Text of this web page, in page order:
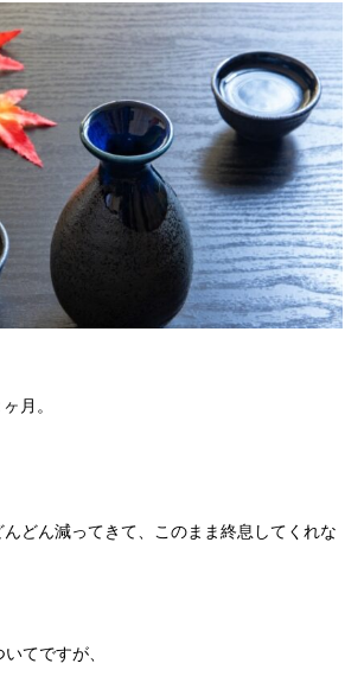
月。
どん減ってきて、このまま終息してくれな
てですが、